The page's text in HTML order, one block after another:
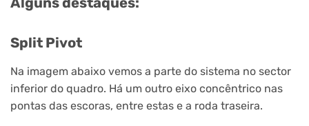
Split Pivot
Na imagem abaixo vemos a parte do sistema no sector
inferior do quadro. Há um outro eixo concêntrico nas
pontas das escoras, entre estas e a roda traseira.